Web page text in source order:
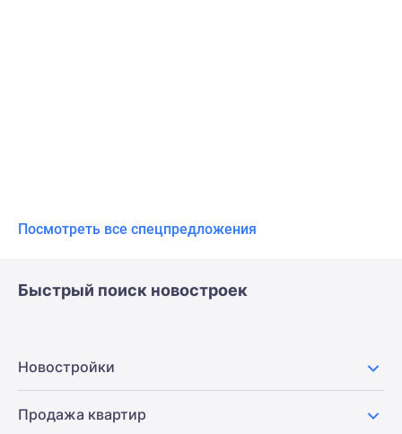
Посмотреть все спецпредложения
Быстрый поиск новостроек
Новостройки
Продажа квартир